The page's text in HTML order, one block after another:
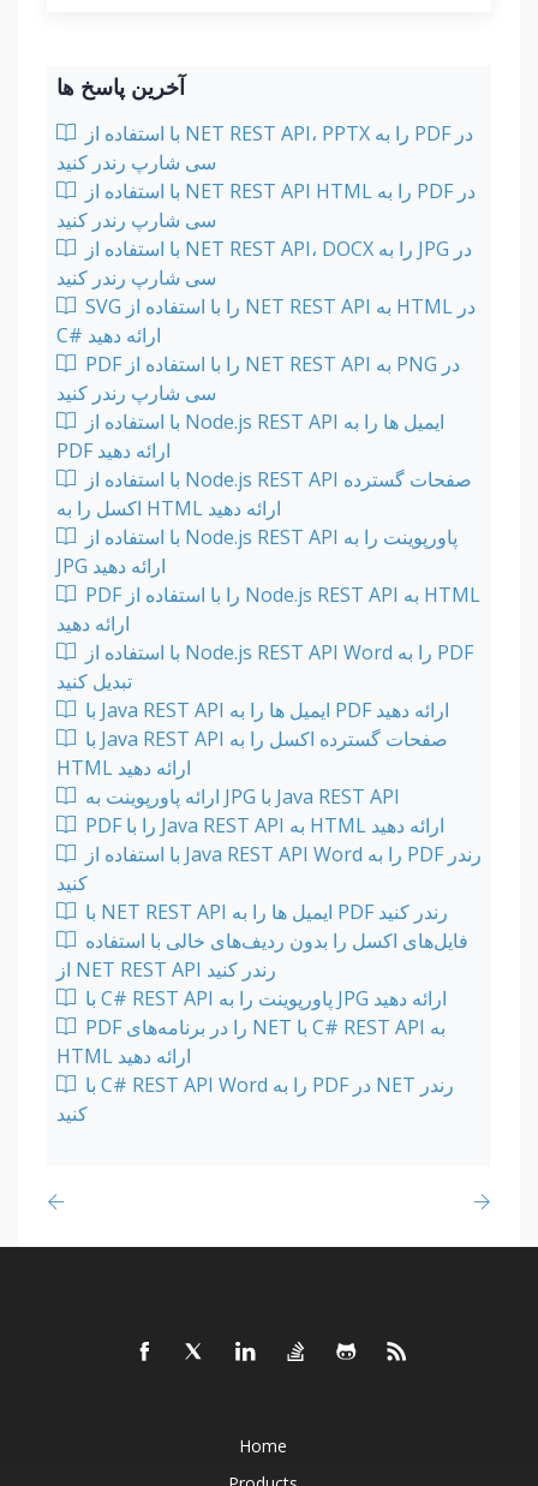
آخرین پاسخ ها
سی شارپ رندر کنید
سی شارپ رندر کنید
سی شارپ رندر کنید
SVG را با استفاده از NET REST API به HTML در
C# ارائه دهید
PDF را با استفاده از NET REST API به PNG در
سی شارپ رندر کنید
PDF ارائه دهید
اکسل را به HTML ارائه دهید
JPG ارائه دهید
PDF را با استفاده از Node.js REST API به HTML
ارائه دهید
تبدیل کنید
با Java REST API ایمیل ها را به PDF ارائه دهید
HTML ارائه دهید
ارائه پاورپوینت به JPG با Java REST API
PDF را با Java REST API به HTML ارائه دهید
کنید
با NET REST API ایمیل ها را به PDF رندر کنید
از NET REST API رندر کنید
با C# REST API پاورپوینت را به JPG ارائه دهید
PDF را در برنامه‌های NET با C# REST API به
HTML ارائه دهید
کنید
Home